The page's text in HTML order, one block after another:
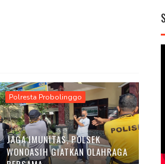
Polresta Probolinggo
JAGA IMUNITAS, POLSEK
WONOASIH GIATKAN OLAHRAGA